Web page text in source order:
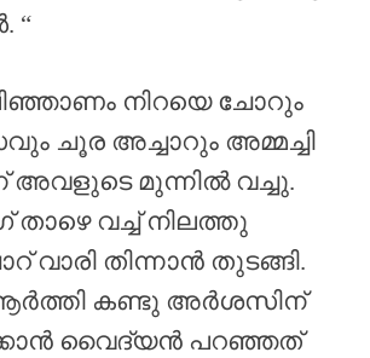
“
നിറയെ ചോറും
ചൂര അച്ചാറും അമ്മച്ചി
അവളുടെ മുന്നിൽ വച്ചു.
വച്ച് നിലത്തു
വാരി തിന്നാൻ തുടങ്ങി.
കണ്ടു അർശസിന്
വൈദ്യൻ പറഞ്ഞത്